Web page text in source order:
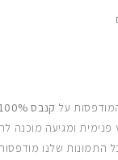
על קנבס 100% כותנה
ומגיעה מוכנה
התמונות שלנו